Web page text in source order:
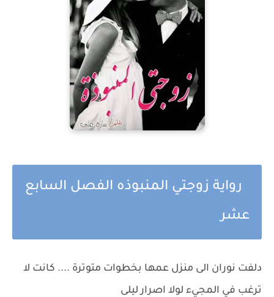
رواية زوجتي المنبوذه الفصل السابع
عشر
دلفت نوران الى منزل عمها بخطوات متوترة .... كانت لا
ترغب في المجيء لولا اصرار ليلى